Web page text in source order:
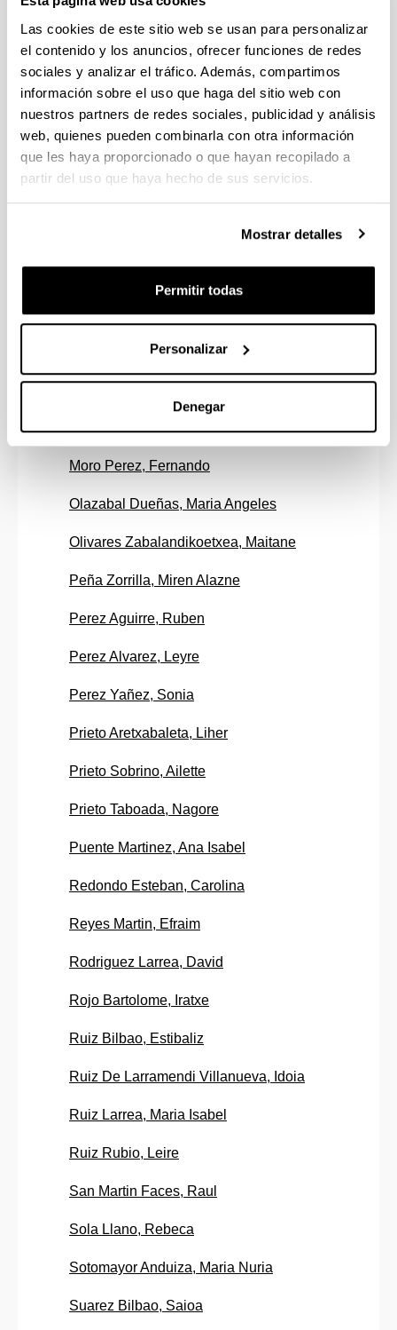
Las cookies de este sitio web se usan para personalizar
el contenido y los anuncios, ofrecer funciones de redes
sociales y analizar el tráfico. Además, compartimos
información sobre el uso que haga del sitio web con
nuestros partners de redes sociales, publicidad y análisis
web, quienes pueden combinarla con otra información
que les haya proporcionado o que hayan recopilado a
partir del uso que haya hecho de sus servicios.
Mostrar detalles
Permitir todas
Personalizar
Denegar
Lapitz Dambolenea, Ainhoa
Leonardo Liceranzu, Aritz
Lezama Diago, Luis Maria
Longarte Aldama, Asier
Lopez Horgue, Miguel Angel
Martinez Arkarazo, Irantzu
Martinez Garaot, Sofia
Moreno Benitez, Maria Isabel
Moro Perez, Fernando
Olazabal Dueñas, Maria Angeles
Olivares Zabalandikoetxea, Maitane
Peña Zorrilla, Miren Alazne
Perez Aguirre, Ruben
Perez Alvarez, Leyre
Perez Yañez, Sonia
Prieto Aretxabaleta, Liher
Prieto Sobrino, Ailette
Prieto Taboada, Nagore
Puente Martinez, Ana Isabel
Redondo Esteban, Carolina
Reyes Martin, Efraim
Rodriguez Larrea, David
Rojo Bartolome, Iratxe
Ruiz Bilbao, Estibaliz
Ruiz De Larramendi Villanueva, Idoia
Ruiz Larrea, Maria Isabel
Ruiz Rubio, Leire
San Martin Faces, Raul
Sola Llano, Rebeca
Sotomayor Anduiza, Maria Nuria
Suarez Bilbao, Saioa